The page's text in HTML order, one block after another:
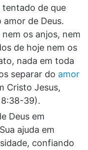
tentado de que
de Deus.
os anjos, nem
de hoje nem os
nada em toda
separar do amor
Cristo Jesus,
8:38-39).
Deus em
ajuda em
confiando